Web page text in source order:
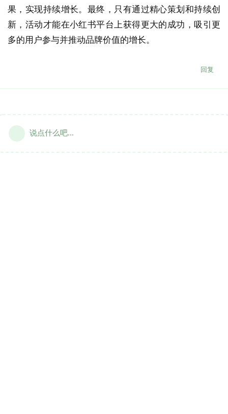
果，实现持续增长。最终，只有通过精心策划和持续创
新，活动才能在小红书平台上获得更大的成功，吸引更
多的用户参与并推动品牌价值的增长。
回复
说点什么吧...